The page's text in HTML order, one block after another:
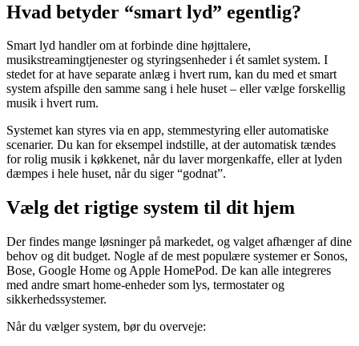
Hvad betyder “smart lyd” egentlig?
Smart lyd handler om at forbinde dine højttalere,
musikstreamingtjenester og styringsenheder i ét samlet system. I
stedet for at have separate anlæg i hvert rum, kan du med et smart
system afspille den samme sang i hele huset – eller vælge forskellig
musik i hvert rum.
Systemet kan styres via en app, stemmestyring eller automatiske
scenarier. Du kan for eksempel indstille, at der automatisk tændes
for rolig musik i køkkenet, når du laver morgenkaffe, eller at lyden
dæmpes i hele huset, når du siger “godnat”.
Vælg det rigtige system til dit hjem
Der findes mange løsninger på markedet, og valget afhænger af dine
behov og dit budget. Nogle af de mest populære systemer er Sonos,
Bose, Google Home og Apple HomePod. De kan alle integreres
med andre smart home-enheder som lys, termostater og
sikkerhedssystemer.
Når du vælger system, bør du overveje: